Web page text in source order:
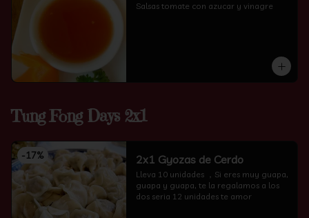
Salsas tomate con azucar y vinagre
Tung Fong Days 2x1
-17% 2x1 Gyozas de Cerdo
Lleva 10 unidades ，Si eres muy guapa,
guapa y guapa, te la regalamos a los
dos seria 12 unidades te amor